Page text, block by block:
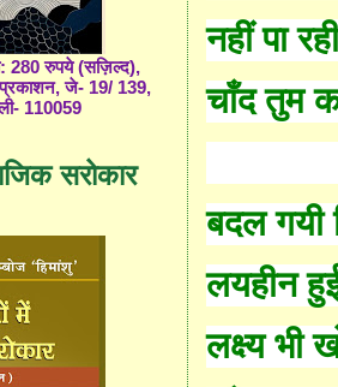
नहीं पा
चाँद तुम
बदल गयी
लयहीन
लक्ष्य भी
280 रुपये (सज़िल्द),
जे- 19/ 139,
110059
सरोकार